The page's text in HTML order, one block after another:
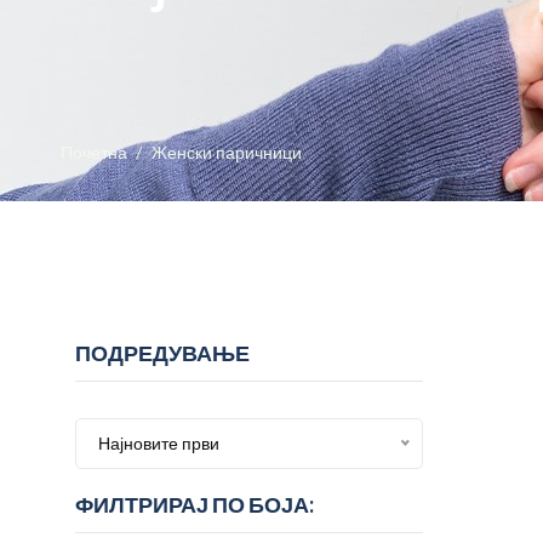
Почетна Женски паричници
ПОДРЕДУВАЊЕ
Најновите први
ФИЛТРИРАЈ ПО БОЈА: